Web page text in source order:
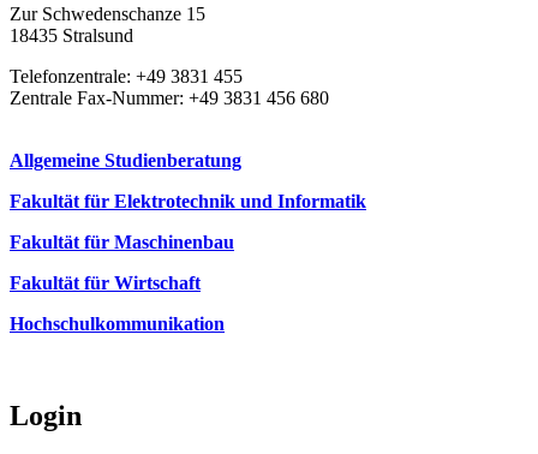
Zur Schwedenschanze 15
18435 Stralsund
Telefonzentrale: +49 3831 455
Zentrale Fax-Nummer: +49 3831 456 680
Allgemeine Studienberatung
Fakultät für Elektrotechnik und Informatik
Fakultät für Maschinenbau
Fakultät für Wirtschaft
Hochschulkommunikation
Login